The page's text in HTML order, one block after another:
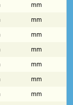
mm
mm
mm
mm
mm
mm
mm